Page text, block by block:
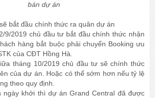
bán dự án
bắt đầu chính thức ra quân dự án
9/2019 chủ đầu tư bắt đầu chính thức nhận
hàng bắt buộc phải chuyển Booking ưu
của CĐT Hồng Hà.
tháng 10/2019 chủ đầu tư sẽ chính thức
của dự án. Hoặc có thể sớm hơn nếu tỷ lệ
theo quy định.
ngày khởi thì dự án Grand Central đã được